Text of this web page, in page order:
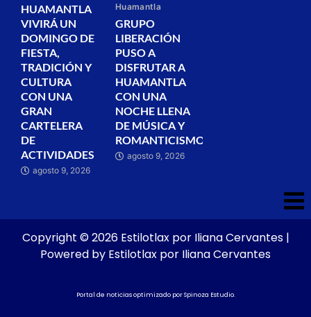
HUAMANTLA
VIVIRÁ UN
DOMINGO DE
FIESTA,
TRADICIÓN Y
CULTURA
CON UNA
GRAN
CARTELERA
DE
ACTIVIDADES
agosto 9, 2026
Huamantla
GRUPO
LIBERACIÓN
PUSO A
DISFRUTAR A
HUAMANTLA
CON UNA
NOCHE LLENA
DE MÚSICA Y
ROMANTICISMO
agosto 9, 2026
Copyright © 2026 Estilotlax por Iliana Cervantes |
Powered by Estilotlax por Iliana Cervantes
Portal de noticias optimizado porSpinoza Estudio.